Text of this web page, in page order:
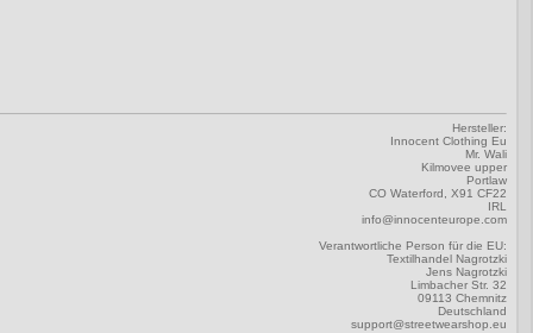
Hersteller:
Innocent Clothing Eu
Mr. Wali
Kilmovee upper
Portlaw
CO Waterford, X91 CF22
IRL
info@innocenteurope.com
Verantwortliche Person für die EU:
Textilhandel Nagrotzki
Jens Nagrotzki
Limbacher Str. 32
09113 Chemnitz
Deutschland
support@streetwearshop.eu